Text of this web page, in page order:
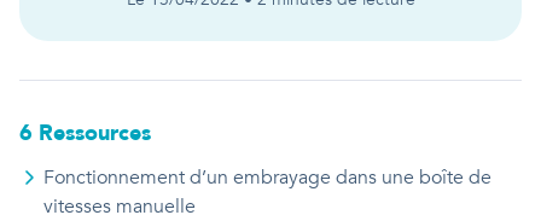
6 Ressources
Fonctionnement d’un embrayage dans une boîte de
vitesses manuelle